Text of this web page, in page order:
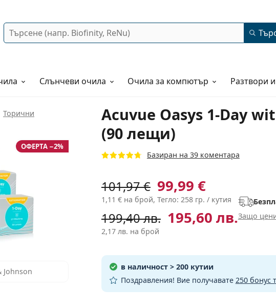
Търсене
Слънчеви очила Очила за компютър Разтвори
Acuvue Oasys 1-Day
(90 лещи)
Базиран на 39 коментара
Торични
ОФЕРТА −2%
Johnson
101,97 € 99,99 €
1,11 €на брой, Тегло: 258 гр. / кутия
199,40 лв. 195,60 лв.
2,17 лв. на брой
Защо
в наличност > 200 кутии
Поздравления! Вие получавате 250 бонус